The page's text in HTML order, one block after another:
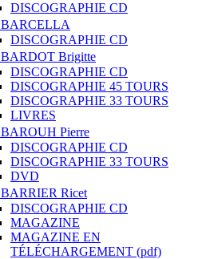
DISCOGRAPHIE CD
BARCELLA
DISCOGRAPHIE CD
BARDOT Brigitte
DISCOGRAPHIE CD
DISCOGRAPHIE 45 TOURS
DISCOGRAPHIE 33 TOURS
LIVRES
BAROUH Pierre
DISCOGRAPHIE CD
DISCOGRAPHIE 33 TOURS
DVD
BARRIER Ricet
DISCOGRAPHIE CD
MAGAZINE
MAGAZINE EN
TÉLÉCHARGEMENT (pdf)